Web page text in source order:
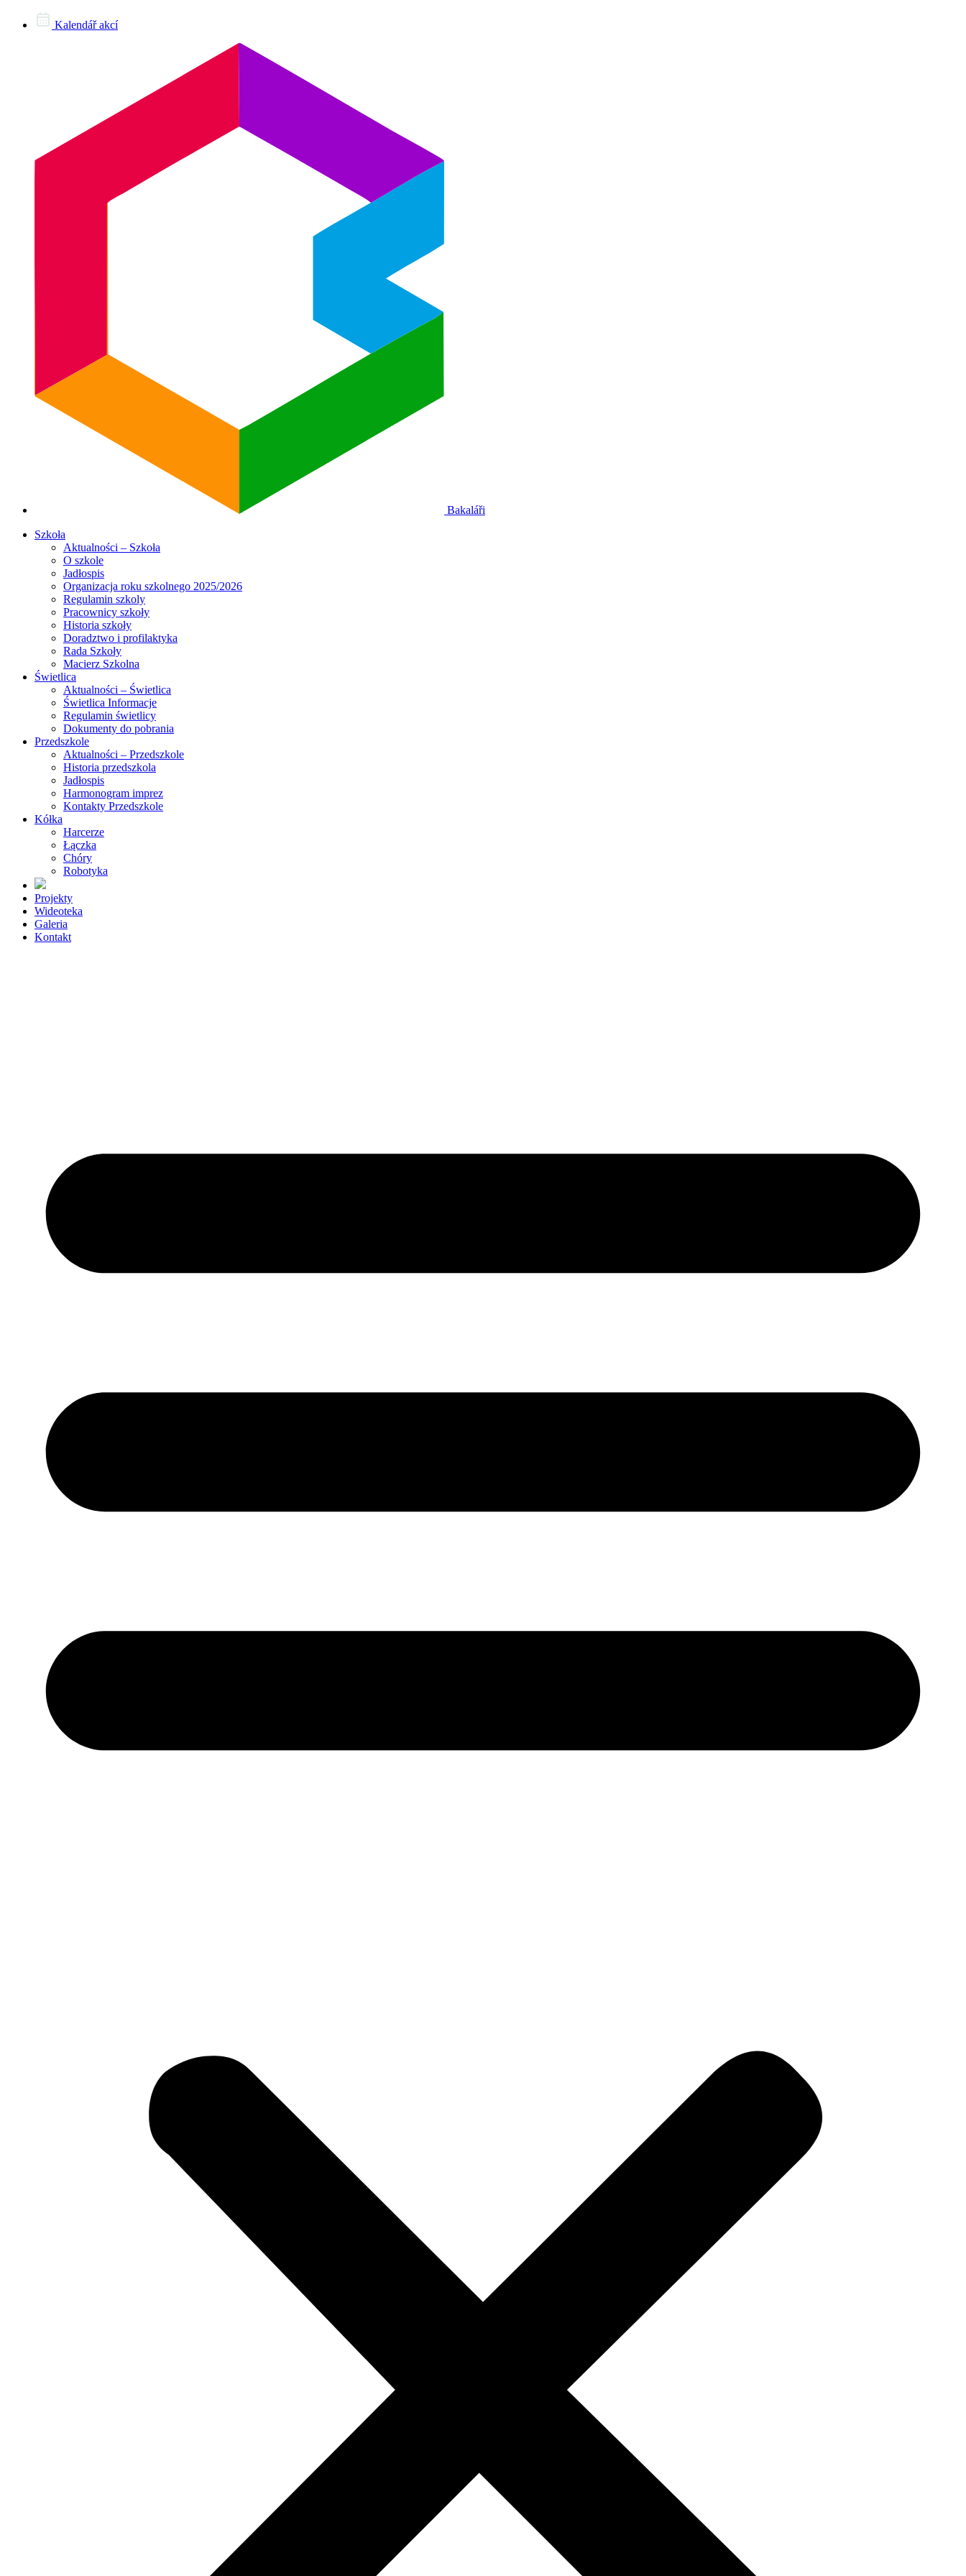
Kalendář akcí
Bakaláři
Szkoła
Aktualności – Szkoła
O szkole
Jadłospis
Organizacja roku szkolnego 2025/2026
Regulamin szkoly
Pracownicy szkoły
Historia szkoły
Doradztwo i profilaktyka
Rada Szkoły
Macierz Szkolna
Świetlica
Aktualności – Świetlica
Świetlica Informacje
Regulamin świetlicy
Dokumenty do pobrania
Przedszkole
Aktualności – Przedszkole
Historia przedszkola
Jadłospis
Harmonogram imprez
Kontakty Przedszkole
Kółka
Harcerze
Łączka
Chóry
Robotyka
Projekty
Wideoteka
Galeria
Kontakt